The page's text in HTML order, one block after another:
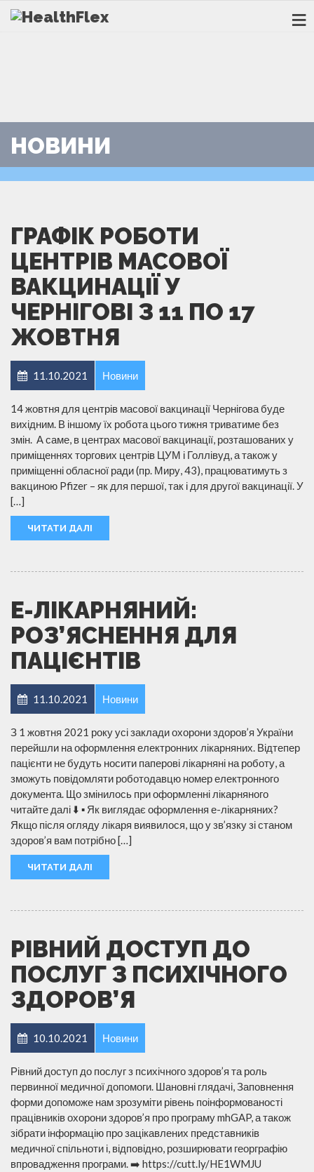
НОВИНИ
ГРАФІК РОБОТИ
ЦЕНТРІВ МАСОВОЇ
ВАКЦИНАЦІЇ У
ЧЕРНІГОВІ З 11 ПО 17
ЖОВТНЯ
11.10.2021 Новини
14 жовтня для центрів масової вакцинації Чернігова буде
вихідним. В іншому їх робота цього тижня триватиме без
змін. А саме, в центрах масової вакцинації, розташованих у
приміщеннях торгових центрів ЦУМ і Голлівуд, а також у
приміщенні обласної ради (пр. Миру, 43), працюватимуть з
вакциною Pfizer – як для першої, так і для другої вакцинації. У
[…]
ЧИТАТИ ДАЛІ
Е-ЛІКАРНЯНИЙ:
РОЗ’ЯСНЕННЯ ДЛЯ
ПАЦІЄНТІВ
11.10.2021 Новини
З 1 жовтня 2021 року усі заклади охорони здоров’я України
перейшли на оформлення електронних лікарняних. Відтепер
пацієнти не будуть носити паперові лікарняні на роботу, а
зможуть повідомляти роботодавцю номер електронного
документа. Що змінилось при оформленні лікарняного
читайте далі ⬇️ ▪️ Як виглядає оформлення е-лікарняних?
Якщо після огляду лікаря виявилося, що у зв’язку зі станом
здоров’я вам потрібно […]
ЧИТАТИ ДАЛІ
РІВНИЙ ДОСТУП ДО
ПОСЛУГ З ПСИХІЧНОГО
ЗДОРОВ’Я
10.10.2021 Новини
Рівний доступ до послуг з психічного здоров’я та роль
первинної медичної допомоги. Шановні глядачі, Заповнення
форми допоможе нам зрозуміти рівень поінформованості
працівників охорони здоров’я про програму mhGAP, а також
зібрати інформацію про зацікавлених представників
медичної спільноти і, відповідно, розширювати георграфію
впровадження програми. ➡️ https://cutt.ly/HE1WMJU